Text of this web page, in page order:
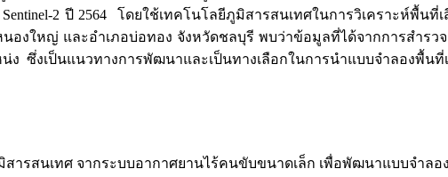
2 ปี 2564 โดยใช้เทคโนโลยีภูมิสารสนเทศในการวิเคราะห์พื้
งใหญ่ และอำเภอบ่อทอง จังหวัดชลบุรี พบว่าข้อมูลที่ได้จากการสำรว
น่ง ซึ่งเป็นแนวทางการพัฒนาและเป็นทางเลือกในการนำแบบจำลอง
สารสนเทศ จากระบบอากาศยานไร้คนขับขนาดเล็ก เพื่อพัฒนาแบบจำ